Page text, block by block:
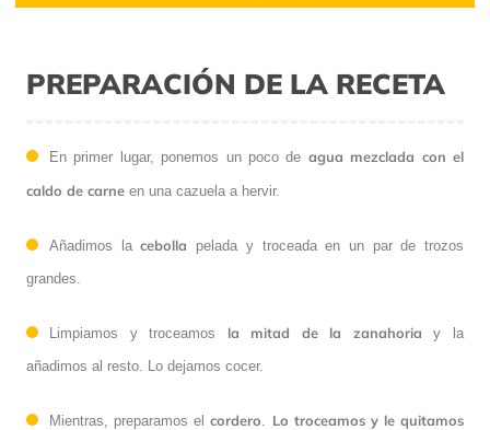
PREPARACIÓN DE LA RECETA
En primer lugar, ponemos un poco de agua mezclada con el
caldo de carne en una cazuela a hervir.
Añadimos lacebolla pelada y troceada en un par de trozos
grandes.
Limpiamos y troceamos la mitad de la zanahoria y la
añadimos al resto. Lo dejamos cocer.
Mientras, preparamos elcordero
Lo troceamos y le quitamos